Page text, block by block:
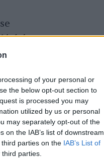
of your personal or
the below opt-out section to
is processed you may
utilized by us or personal
may separately opt-out of the
the IAB’s list of downstream
parties on the IAB’s List of
parties.